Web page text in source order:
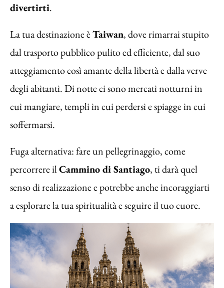
divertirti.
La tua destinazione èTaiwan, dove rimarrai stupito
dal trasporto pubblico pulito ed efficiente, dal suo
atteggiamento così amante della libertà e dalla verve
degli abitanti. Di notte ci sono mercati notturni in
cui mangiare, templi in cui perdersi e spiagge in cui
soffermarsi.
Fuga alternativa: fare un pellegrinaggio, come
percorrere ilCammino di Santiago, ti darà quel
senso di realizzazione e potrebbe anche incoraggiarti
a esplorare la tua spiritualità e seguire il tuo cuore.